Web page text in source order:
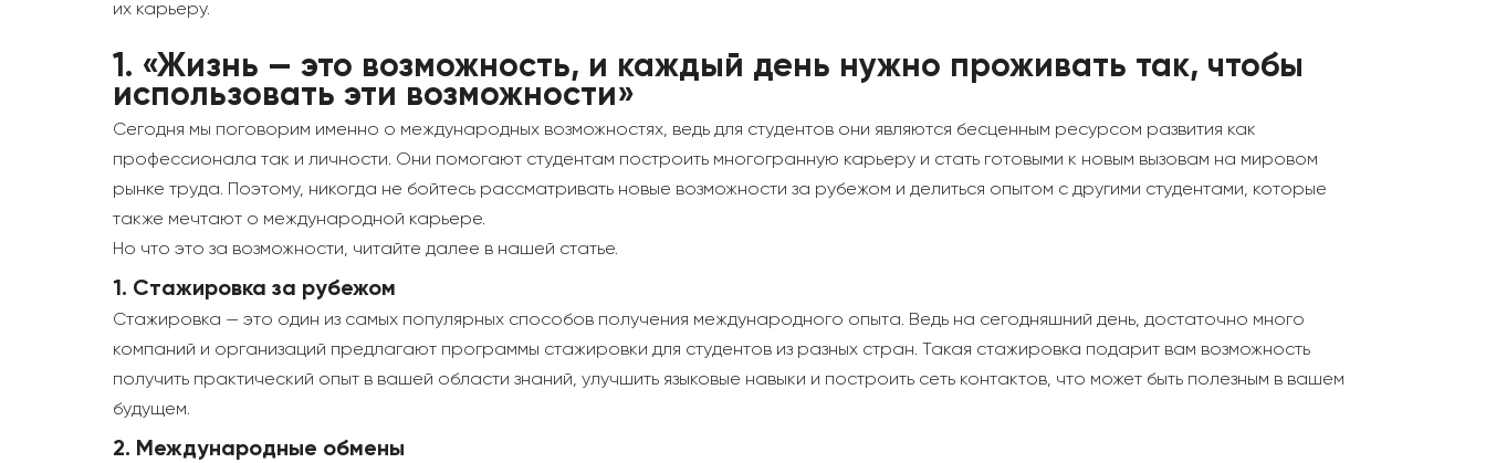
их карьеру.
1. «Жизнь — это возможность, и каждый день нужно проживать так, чтобы
использовать эти возможности»
Сегодня мы поговорим именно о международных возможностях, ведь для студентов они являются бесценным ресурсом развития как
профессионала так и личности. Они помогают студентам построить многогранную карьеру и стать готовыми к новым вызовам на мировом
рынке труда. Поэтому, никогда не бойтесь рассматривать новые возможности за рубежом и делиться опытом с другими студентами, которые
также мечтают о международной карьере.
Но что это за возможности, читайте далее в нашей статье.
1. Стажировка за рубежом
Стажировка — это один из самых популярных способов получения международного опыта. Ведь на сегодняшний день, достаточно много
компаний и организаций предлагают программы стажировки для студентов из разных стран. Такая стажировка подарит вам возможность
получить практический опыт в вашей области знаний, улучшить языковые навыки и построить сеть контактов, что может быть полезным в вашем
будущем.
2. Международные обмены